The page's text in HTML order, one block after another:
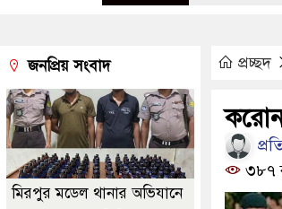
প্রচ্ছদ
৩৮৭
জনপ্রিয় সংবাদ
মিরপুর মডেল থানার অভিযানে